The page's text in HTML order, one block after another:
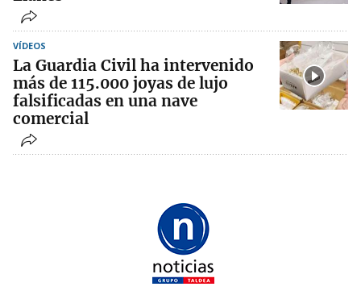
VÍDEOS
La Guardia Civil ha intervenido
más de 115.000 joyas de lujo
falsificadas en una nave
comercial